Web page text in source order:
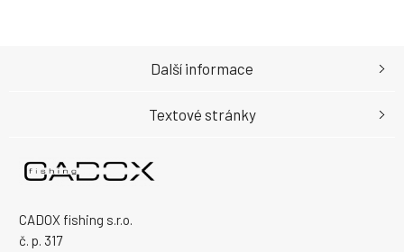
CADOX fishing s.r.o.
č. p. 317
Další informace
Textové stránky